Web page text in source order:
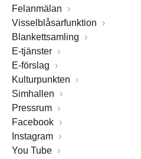
Felanmälan
Visselblåsarfunktion
Blankettsamling
E-tjänster
E-förslag
Kulturpunkten
Simhallen
Pressrum
Facebook
Instagram
You Tube